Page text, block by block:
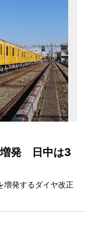
増発 日中は3
増発するダイヤ改正